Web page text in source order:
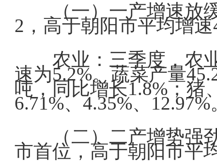
（一）一产增速
2，高于朝阳市平均增
农业：三季度，农
速为5.2%。蔬菜产量
吨，同比增长1.8%；猪
6.71%、4.35%、12.97%
（二）二产增势强
市首位，高于朝阳市平